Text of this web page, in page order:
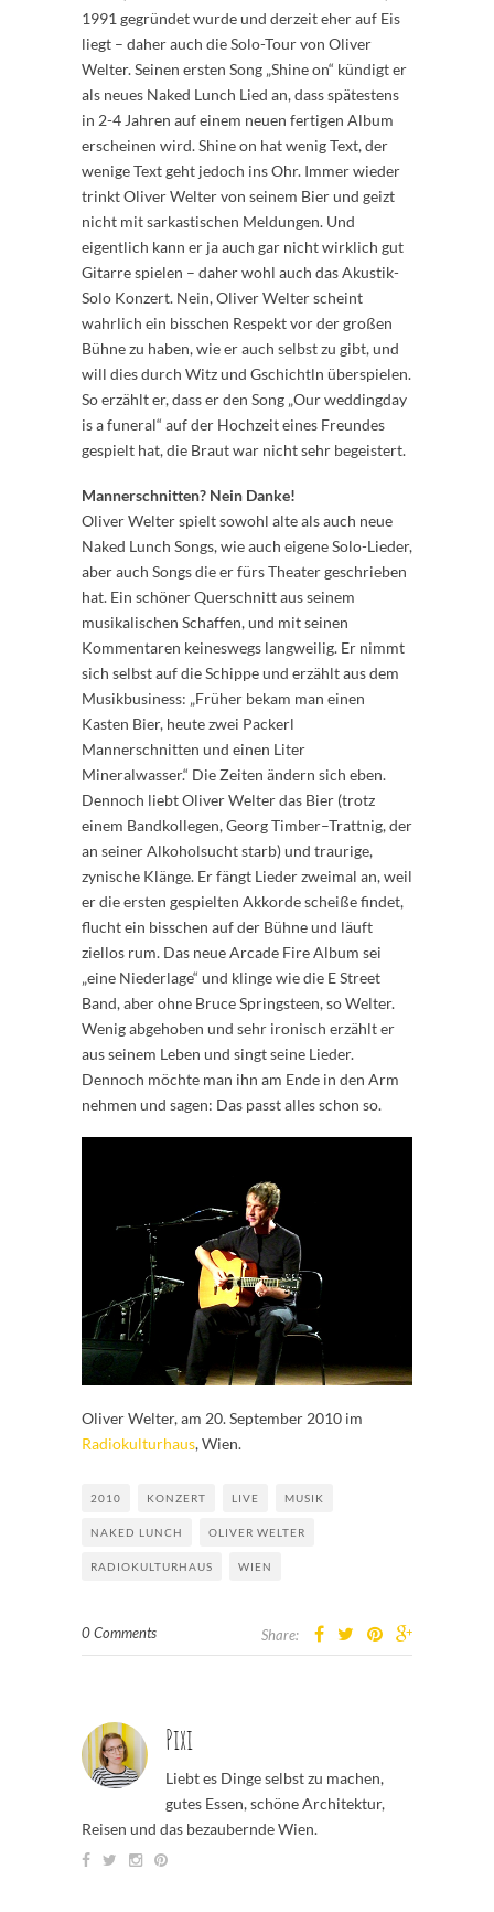
1991 gegründet wurde und derzeit eher auf Eis
liegt – daher auch die Solo-Tour von Oliver
Welter. Seinen ersten Song „Shine on“ kündigt er
als neues Naked Lunch Lied an, dass spätestens
in 2-4 Jahren auf einem neuen fertigen Album
erscheinen wird. Shine on hat wenig Text, der
wenige Text geht jedoch ins Ohr. Immer wieder
trinkt Oliver Welter von seinem Bier und geizt
nicht mit sarkastischen Meldungen. Und
eigentlich kann er ja auch gar nicht wirklich gut
Gitarre spielen – daher wohl auch das Akustik-
Solo Konzert. Nein, Oliver Welter scheint
wahrlich ein bisschen Respekt vor der großen
Bühne zu haben, wie er auch selbst zu gibt, und
will dies durch Witz und Gschichtln überspielen.
So erzählt er, dass er den Song „Our weddingday
is a funeral“ auf der Hochzeit eines Freundes
gespielt hat, die Braut war nicht sehr begeistert.
Mannerschnitten? Nein Danke!
Oliver Welter spielt sowohl alte als auch neue
Naked Lunch Songs, wie auch eigene Solo-Lieder,
aber auch Songs die er fürs Theater geschrieben
hat. Ein schöner Querschnitt aus seinem
musikalischen Schaffen, und mit seinen
Kommentaren keineswegs langweilig. Er nimmt
sich selbst auf die Schippe und erzählt aus dem
Musikbusiness: „Früher bekam man einen
Kasten Bier, heute zwei Packerl
Mannerschnitten und einen Liter
Mineralwasser.“ Die Zeiten ändern sich eben.
Dennoch liebt Oliver Welter das Bier (trotz
einem Bandkollegen, Georg Timber–Trattnig, der
an seiner Alkoholsucht starb) und traurige,
zynische Klänge. Er fängt Lieder zweimal an, weil
er die ersten gespielten Akkorde scheiße findet,
flucht ein bisschen auf der Bühne und läuft
ziellos rum. Das neue Arcade Fire Album sei
„eine Niederlage“ und klinge wie die E Street
Band, aber ohne Bruce Springsteen, so Welter.
Wenig abgehoben und sehr ironisch erzählt er
aus seinem Leben und singt seine Lieder.
Dennoch möchte man ihn am Ende in den Arm
nehmen und sagen: Das passt alles schon so.
Oliver Welter, am 20. September 2010 im
Radiokulturhaus, Wien.
2010 KONZERT LIVE MUSIK
NAKED LUNCH OLIVER WELTER
RADIOKULTURHAUS WIEN
0 Comments Share:
Pixi
Liebt es Dinge selbst zu machen,
gutes Essen, schöne Architektur,
Reisen und das bezaubernde Wien.